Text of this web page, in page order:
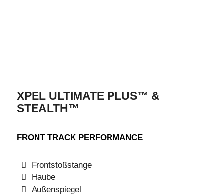
XPEL ULTIMATE PLUS™ &
STEALTH™
FRONT TRACK PERFORMANCE
Frontstoßstange
Haube
Außenspiegel